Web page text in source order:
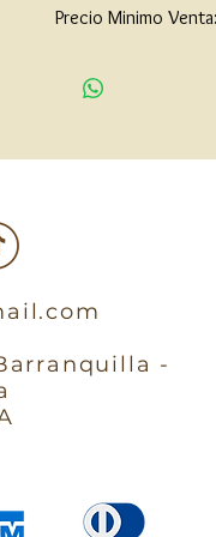
Precio Minimo
-